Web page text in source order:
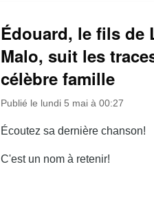
Édouard, le fils de
Malo, suit les
célèbre famille
Publié le lundi 5 mai à 00:27
Écoutez sa dernière chanson!
C'est un nom à retenir!